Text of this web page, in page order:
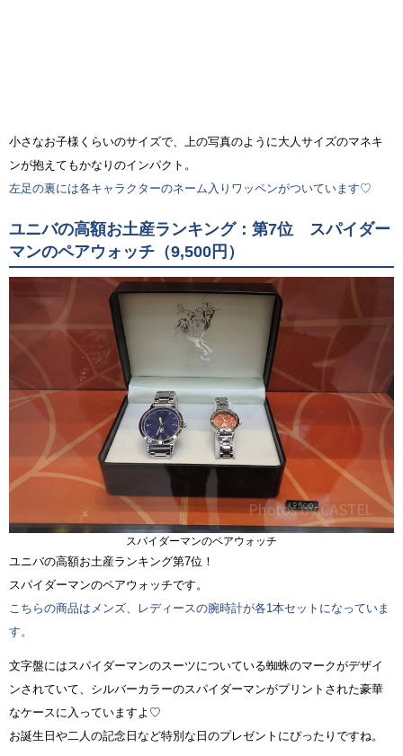
小さなお子様くらいのサイズで、上の写真のように大人サイズのマネキ
ンが抱えてもかなりのインパクト。
左足の裏には各キャラクターのネーム入りワッペンがついています♡
ユニバの高額お土産ランキング：第7位 スパイダー
マンのペアウォッチ（9,500円）
スパイダーマンのペアウォッチ
ユニバの高額お土産ランキング第7位！
スパイダーマンのペアウォッチです。
こちらの商品はメンズ、レディースの腕時計が各1本セットになっていま
す。
文字盤にはスパイダーマンのスーツについている蜘蛛のマークがデザイ
ンされていて、シルバーカラーのスパイダーマンがプリントされた豪華
なケースに入っていますよ♡
お誕生日や二人の記念日など特別な日のプレゼントにぴったりですね。